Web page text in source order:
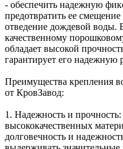
- обеспечить надежную
предотвратить ее
отведение дождевой воды.
качественному
обладает высокой
гарантирует его надежную
Преимущества крепления
от КровЗавод:
1. Надежность и
высококачественных
долговечность и